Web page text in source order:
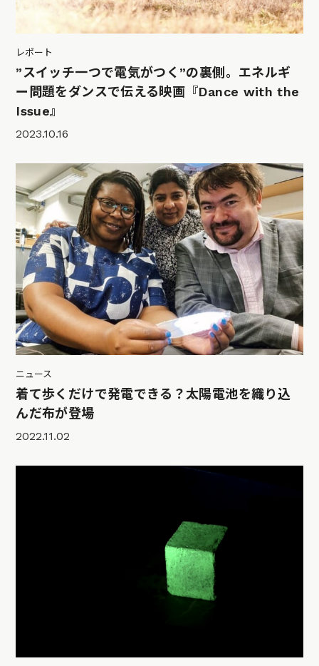
レポート
”スイッチ一つで電気がつく”の裏側。エネルギ
ー問題をダンスで伝える映画『Dance with the
Issue』
2023.10.16
ニュース
着て歩くだけで発電できる？太陽電池を織り込
んだ布が登場
2022.11.02